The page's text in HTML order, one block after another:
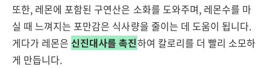
또한, 레몬에 포함된 구연산은 소화를 도와주며, 레몬수를 마
실 때 느껴지는 포만감은 식사량을 줄이는 데 도움이 됩니다.
게다가 레몬은신진대사를 촉진하여 칼로리를 더 빨리 소모하
게 만듭니다.